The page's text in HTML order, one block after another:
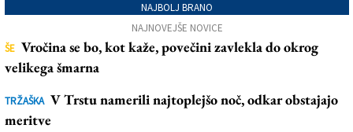
NAJBOLJ BRANO
NAJNOVEJŠE NOVICE
ŠE Vročina se bo, kot kaže, povečini zavlekla do okrog
velikega šmarna
TRŽAŠKA V Trstu namerili najtoplejšo noč, odkar obstajajo
meritve